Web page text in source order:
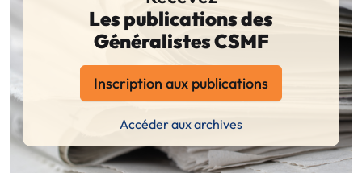
Les publications des
Généralistes CSMF
Inscription aux publications
Accéder aux archives